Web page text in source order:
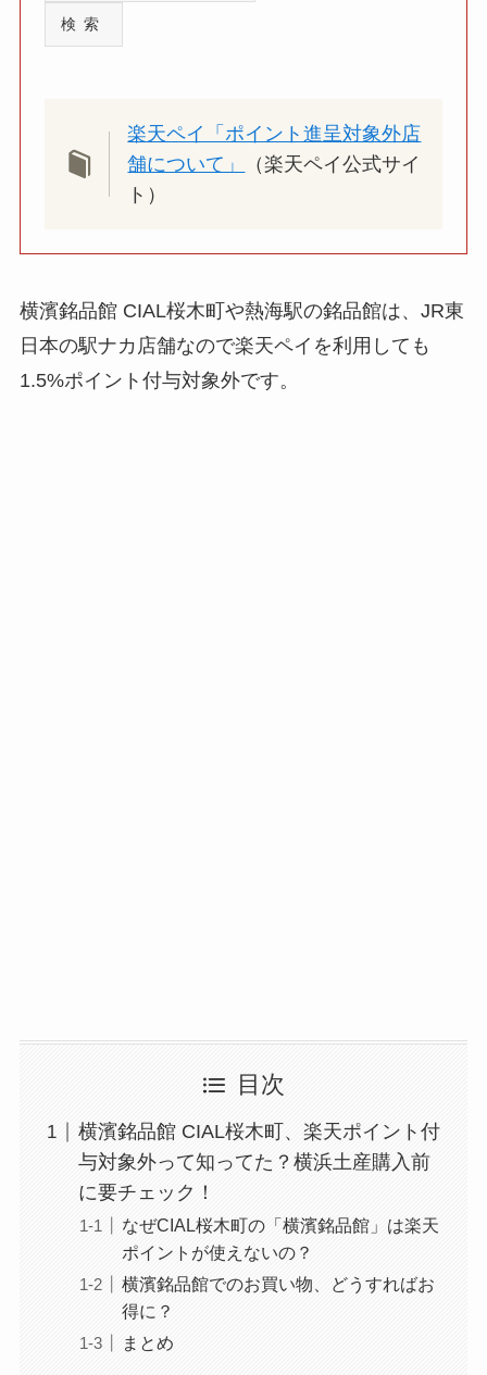
検索
楽天ペイ「ポイント進呈対象外店
舗について」
（楽天ペイ公式サイ
ト）
横濱銘品館 CIAL桜木町や熱海駅の銘品館は、JR東
日本の駅ナカ店舗なので楽天ペイを利用しても
1.5%ポイント付与対象外です。
目次
横濱銘品館 CIAL桜木町、楽天ポイント付
与対象外って知ってた？横浜土産購入前
に要チェック！
なぜCIAL桜木町の「横濱銘品館」は楽天
ポイントが使えないの？
横濱銘品館でのお買い物、どうすればお
得に？
まとめ